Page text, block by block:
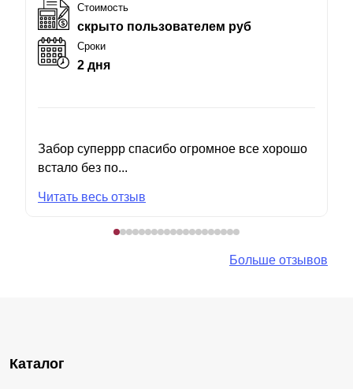
Стоимость
скрыто пользователем руб
Сроки
2 дня
Забор суперрр спасибо огромное все хорошо
встало без по...
Читать весь отзыв
Больше отзывов
Каталог